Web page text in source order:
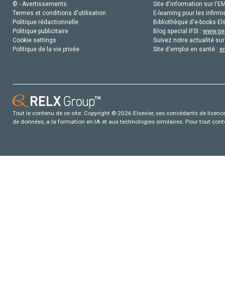
© - Avertissements
Termes et conditions d'utilisation
Politique rédactionnelle
Politique publicitaire
Cookie settings
Politique de la vie privée
Site d'information sur
E-learning pour les
Bibliothèque d'e-books
Blog special IFSI :
Suivez notre actualité
Site d'emploi en santé :
Tout le contenu de ce site: Copyright © 2026 Elsevier, ses concédants de
de données, a la formation en IA et aux technologies similaires. Pour tout